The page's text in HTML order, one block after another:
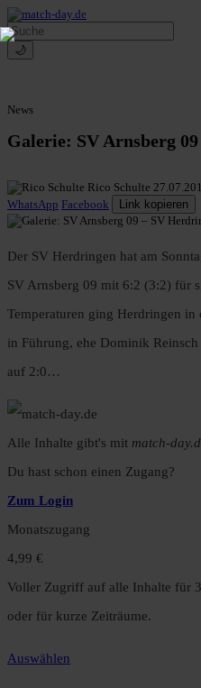
🌙
News
Galerie: SV Arnsberg
Rico Schulte
WhatsApp Facebook Link kopieren
Der SV Herdringen hat am
SV Arnsberg 09 mit 6:2 (3:2) für
Temperaturen ging Herdringen
in Führung, ehe Dominik
auf 2:0…
Alle Inhalte gibt's mit match-
Du hast schon einen Zugang?
Zum Login
Monatszugang
4,99 €
Voller Zugriff auf alle Inhalte für
oder für kurze Zeiträume.
Auswählen